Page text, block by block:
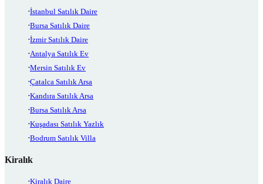
İstanbul Satılık Daire
Bursa Satılık Daire
İzmir Satılık Daire
Antalya Satılık Ev
Mersin Satılık Ev
Çatalca Satılık Arsa
Kandıra Satılık Arsa
Bursa Satılık Arsa
Kuşadası Satılık Yazlık
Bodrum Satılık Villa
Kiralık
Kiralık Daire